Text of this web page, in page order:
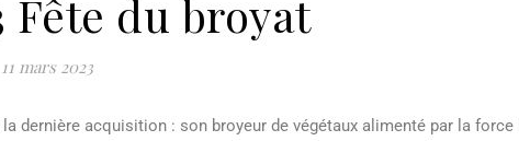
Fête du broyat
11 mars 2023
dernière acquisition : son broyeur de végétaux alimenté par la force